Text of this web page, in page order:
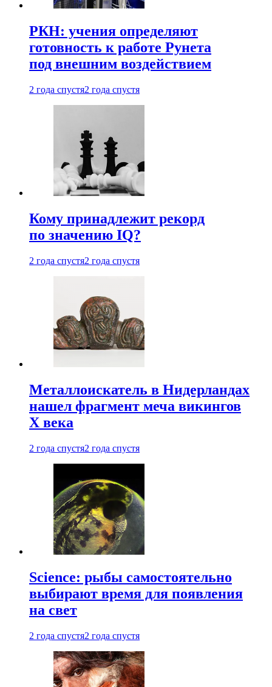
РКН: учения определяют
готовность к работе Рунета
под внешним воздействием
2 года спустя2 года спустя
Кому принадлежит рекорд
по значению IQ?
2 года спустя2 года спустя
Металлоискатель в Нидерландах
нашел фрагмент меча викингов
X века
2 года спустя2 года спустя
Science: рыбы самостоятельно
выбирают время для появления
на свет
2 года спустя2 года спустя